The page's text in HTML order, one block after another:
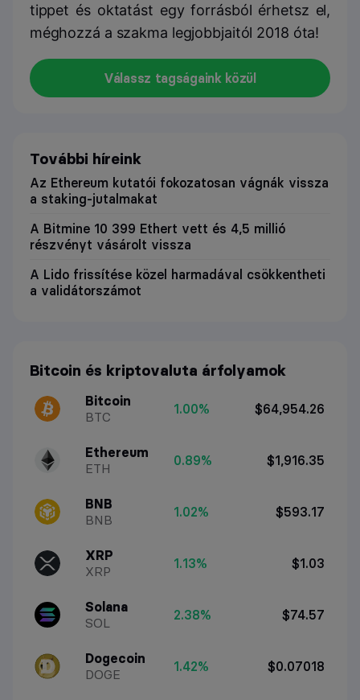
tippet és oktatást egy forrásból érhetsz el,
méghozzá a szakma legjobbjaitól 2018 óta!
Válassz tagságaink közül
További híreink
Az Ethereum kutatói fokozatosan vágnák vissza
a staking-jutalmakat
A Bitmine 10 399 Ethert vett és 4,5 millió
részvényt vásárolt vissza
A Lido frissítése közel harmadával csökkentheti
a validátorszámot
Bitcoin és kriptovaluta árfolyamok
Bitcoin
BTC
1.00% $64,954.26
Ethereum
ETH
0.89% $1,916.35
BNB
BNB
1.02% $593.17
XRP
XRP
1.13% $1.03
Solana
SOL
2.38% $74.57
Dogecoin
DOGE
1.42% $0.07018